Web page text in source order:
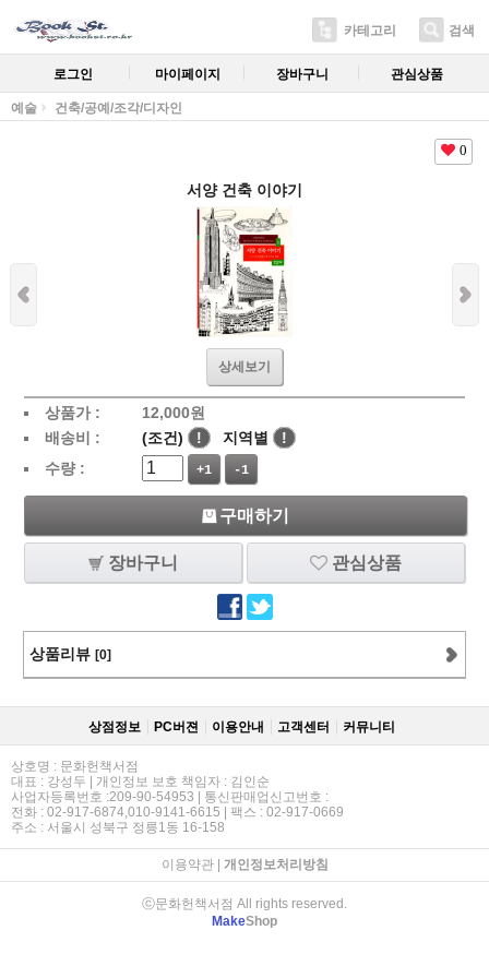
카테고리 검색
로그인 마이페이지 장바구니 관심상품
예술 건축/공예/조각/디자인
0
서양 건축 이야기
상세보기
상품가 : 12,000원
배송비 :
(조건) ! 지역별
!
수량 :
+1 -1
구매하기
장바구니 관심상품
상품리뷰 [0]
상점정보 PC버젼 이용안내 고객센터 커뮤니티
상호명 : 문화헌책서점
대표 : 강성두 | 개인정보 보호 책임자 : 김인순
사업자등록번호 :209-90-54953 | 통신판매업신고번호 :
전화 : 02-917-6874,010-9141-6615 | 팩스 : 02-917-0669
주소 : 서울시 성북구 정릉1동 16-158
이용약관| 개인정보처리방침
ⓒ문화헌책서점 All rights reserved.
MakeShop